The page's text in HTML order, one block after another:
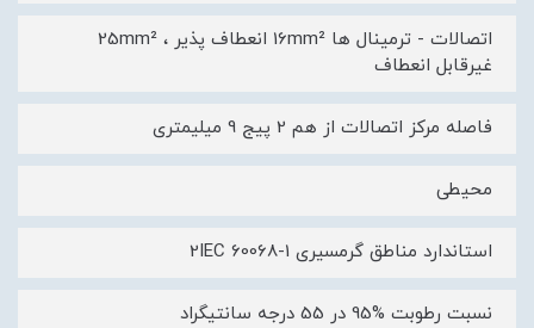
اتصالات - ترمینال ها 16mm² انعطاف پذیر ، 25mm²
غیرقابل انعطاف
فاصله مرکز اتصالات از هم 2 پیج 9 میلیمتری
محیطی
استاندارد مناطق گرمسیری 2IEC 60068-1
نسبت رطوبت %95 در 55 درجه سانتیگراد